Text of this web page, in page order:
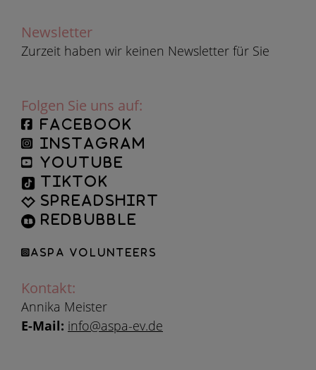
Newsletter
Zurzeit haben wir keinen Newsletter für Sie
Folgen Sie uns auf:
facebook
instagram
YouTube
TikTok
Spreadshirt
Redbubble
ASPA Volunteers
Kontakt:
Annika Meister
E-Mail: info@aspa-ev.de